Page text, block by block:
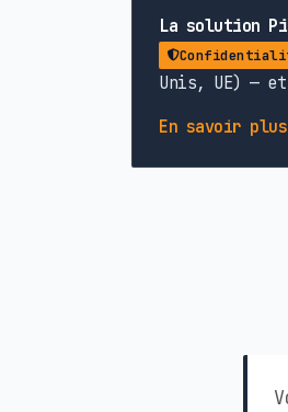
La solution
Unis, UE) — et
En savoir